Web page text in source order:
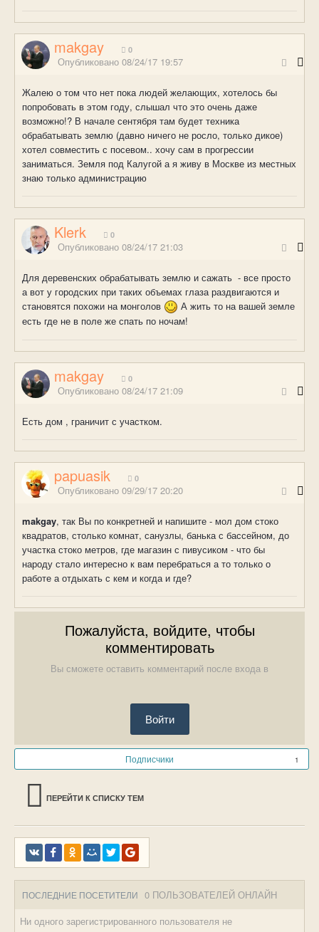
makgay 0
Опубликовано 08/24/17 19:57
Жалею о том что нет пока людей желающих, хотелось бы
попробовать в этом году, слышал что это очень даже
возможно!? В начале сентября там будет техника
обрабатывать землю (давно ничего не росло, только дикое)
хотел совместить с посевом.. хочу сам в прогрессии
заниматься. Земля под Калугой а я живу в Москве из местных
знаю только администрацию
Klerk 0
Опубликовано 08/24/17 21:03
Для деревенских обрабатывать землю и сажать - все просто
а вот у городских при таких объемах глаза раздвигаются и
становятся похожи на монголов
А жить то на вашей земле
есть где не в поле же спать по ночам!
makgay 0
Опубликовано 08/24/17 21:09
Есть дом , граничит с участком.
papuasik 0
Опубликовано 09/29/17 20:20
makgay, так Вы по конкретней и напишите - мол дом стоко
квадратов, столько комнат, санузлы, банька с бассейном, до
участка стоко метров, где магазин с пивусиком - что бы
народу стало интересно к вам перебраться а то только о
работе а отдыхать с кем и когда и где?
Пожалуйста, войдите, чтобы
комментировать
Вы сможете оставить комментарий после входа в
Войти
Подписчики 1
ПЕРЕЙТИ К СПИСКУ ТЕМ
ПОСЛЕДНИЕ ПОСЕТИТЕЛИ 0 ПОЛЬЗОВАТЕЛЕЙ ОНЛАЙН
Ни одного зарегистрированного пользователя не